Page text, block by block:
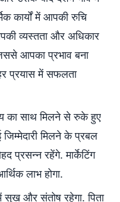
कार्यों में आपकी रुचि
व्यस्तता और अधिकार
आपका प्रभाव बना
प्रयास में सफलता
का साथ मिलने से रुके हुए
जिम्मेदारी मिलने के प्रबल
प्रसन्न रहेंगे. मार्केटिंग
लाभ होगा.
सुख और संतोष रहेगा. पिता